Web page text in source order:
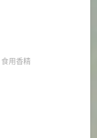
食用香精